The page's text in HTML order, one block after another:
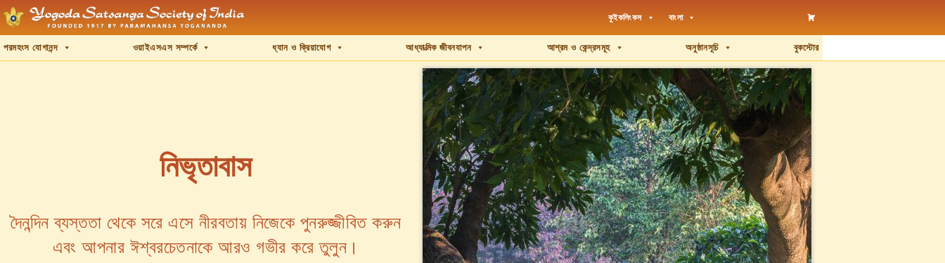
কুইকলিংকস বাংলা
পরমহংস যোগানন্দ ওয়াইএসএস সম্পর্কে ধ্যান ও ক্রিয়াযোগ আধ্যাত্মিক জীবনযাপন আশ্রম ও কেন্দ্রসমূহ অনুষ্ঠানসূচি বুকস্টোর
নিভৃতাবাস
দৈনন্দিন ব্যস্ততা থেকে সরে এসে নীরবতায় নিজেকে পুনরুজ্জীবিত করুন
এবং আপনার ঈশ্বরচেতনাকে আরও গভীর করে তুলুন।